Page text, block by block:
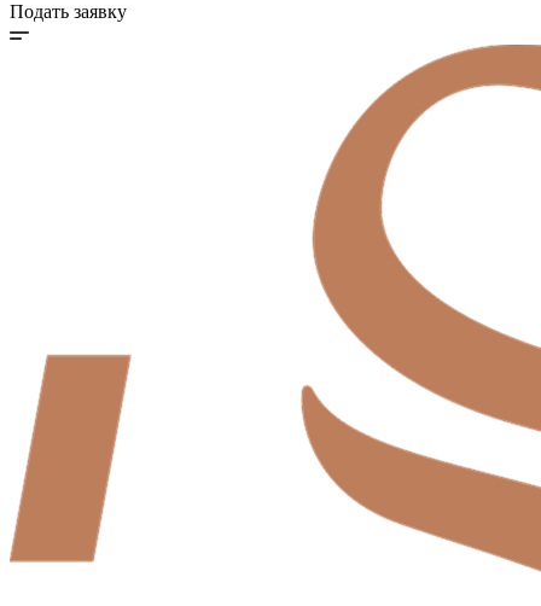
Подать заявку